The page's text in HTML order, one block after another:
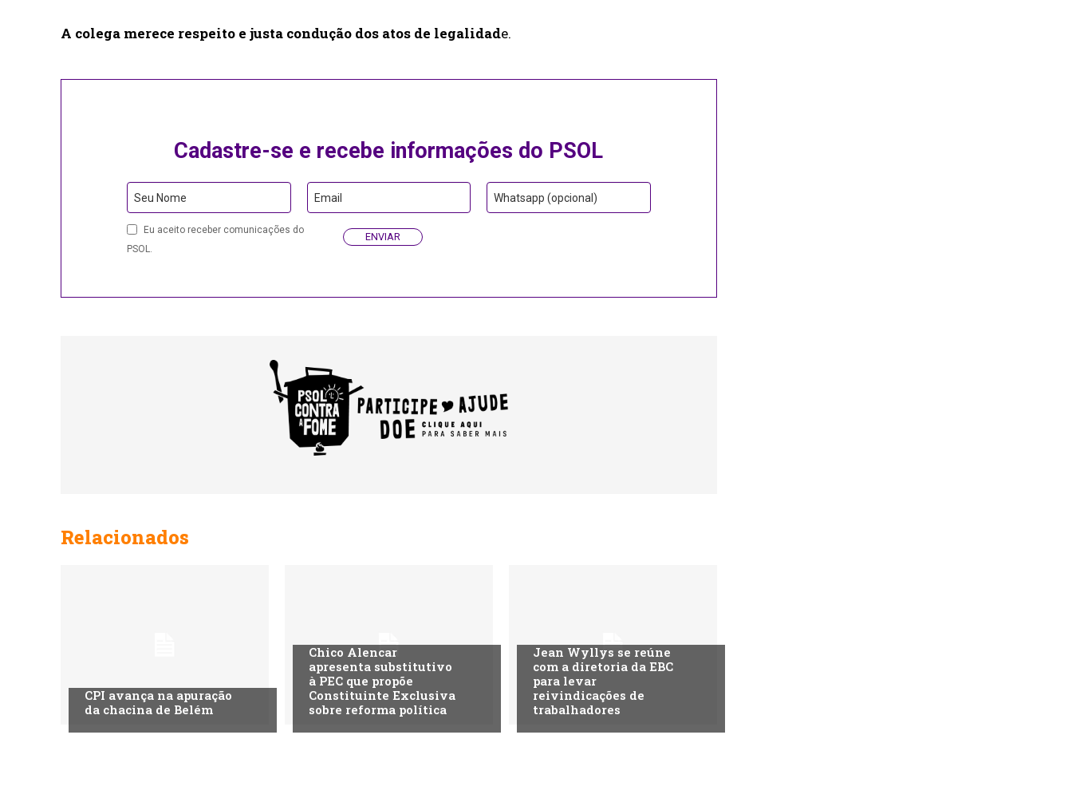
A colega merece respeito e justa condução dos atos de legalidade.
Cadastre-se e recebe informações do PSOL
Seu Nome Email Whatsapp (opcional)
Eu aceito receber comunicações do
PSOL.
ENVIAR
Relacionados
CPI avança na apuração
da chacina de Belém
Chico Alencar
apresenta substitutivo
à PEC que propõe
Constituinte Exclusiva
sobre reforma política
Jean Wyllys se reúne
com a diretoria da EBC
para levar
reivindicações de
trabalhadores